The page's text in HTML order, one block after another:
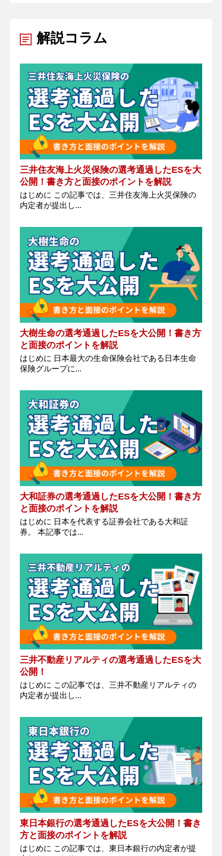
解説コラム
三井住友海上火災保険の選考通過したESを大
公開！書き方と面接のポイントを解説
はじめに この記事では、三井住友海上火災保険の
内定者が提出し...
大樹生命の選考通過したESを大公開！書き方
と面接のポイントを解説
はじめに 日本最大の生命保険会社である日本生命
保険グループに...
大和証券の選考通過したESを大公開！書き方
と面接のポイントを解説
はじめに 日本を代表する証券会社である大和証
券。 本記事では...
三井不動産リアルティの選考通過したESを大
公開！
はじめに この記事では、三井不動産リアルティの
内定者が提出し...
東日本銀行の選考通過したESを大公開！書き
方と面接のポイントを解説
はじめに この記事では、東日本銀行の内定者が提